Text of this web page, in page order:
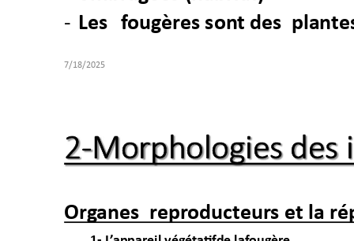
- Les fougères sont des plant
7/18/
2-Morphologies des
Organes reproducteurs et la r